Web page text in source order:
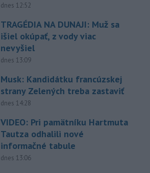
dnes 12:52
TRAGÉDIA NA DUNAJI: Muž sa
išiel okúpať, z vody viac
nevyšiel
dnes 13:09
Musk: Kandidátku francúzskej
strany Zelených treba zastaviť
dnes 14:28
VIDEO: Pri pamätníku Hartmuta
Tautza odhalili nové
informačné tabule
dnes 13:06